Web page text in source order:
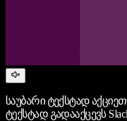
საუბარი ტექსტად
ტექსტად გადააქცევს